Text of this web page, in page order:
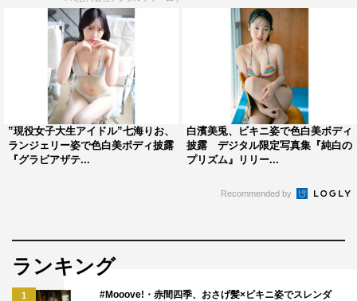
”現役女子大生アイドル”七海りお、
ランジェリー姿で色白美ボディ披露
『グラビアザテ...
白濱美兎、ビキニ姿で色白美ボディ
披露 デジタル限定写真集『純白の
プリズム』リリー...
Recommended by
ランキング
1
#Mooove!・赤間四季、おさげ髪×ビキニ姿でスレンダ